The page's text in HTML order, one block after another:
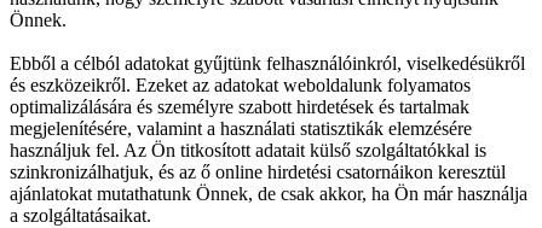
Önnek.
Ebből a célból adatokat gyűjtünk felhasználóinkról, viselkedésükről
és eszközeikről. Ezeket az adatokat weboldalunk folyamatos
optimalizálására és személyre szabott hirdetések és tartalmak
megjelenítésére, valamint a használati statisztikák elemzésére
használjuk fel. Az Ön titkosított adatait külső szolgáltatókkal is
szinkronizálhatjuk, és az ő online hirdetési csatornáikon keresztül
ajánlatokat mutathatunk Önnek, de csak akkor, ha Ön már használja
a szolgáltatásaikat.